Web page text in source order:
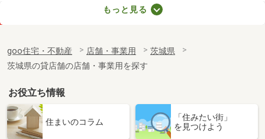
茨城県ひたちなか市東石川３丁目
物件種別 貸駐車場
使用面積 -
茨城県鹿嶋市城山４丁目
価 格
4.95万円
茨城県鹿嶋市城山４丁目
もっと見る
goo住宅・不動産 店舗・事業用
茨城県
茨城県の貸店舗の店舗・事業用を探す
お役立ち情報
住まいのコラム
「住みたい街」
を見つけよう